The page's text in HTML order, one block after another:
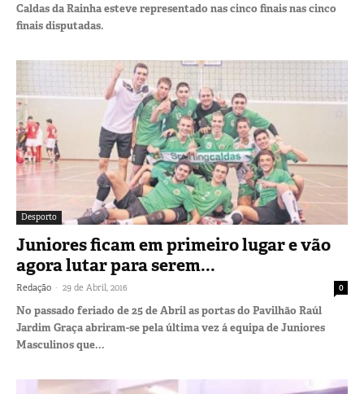
Caldas da Rainha esteve representado nas cinco finais nas cinco
finais disputadas.
Desporto
Juniores ficam em primeiro lugar e vão
agora lutar para serem...
Redação - 29 de Abril, 2016 0
No passado feriado de 25 de Abril as portas do Pavilhão Raúl
Jardim Graça abriram-se pela última vez á equipa de Juniores
Masculinos que...